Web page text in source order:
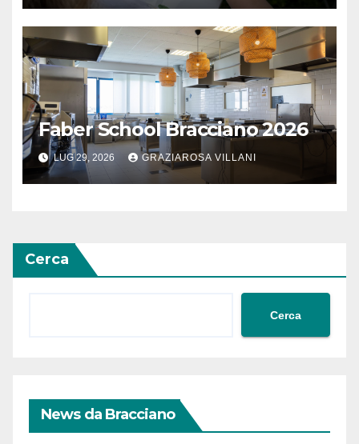
Faber School Bracciano 2026
LUG 29, 2026 GRAZIAROSA VILLANI
Cerca
Cerca
News da Bracciano